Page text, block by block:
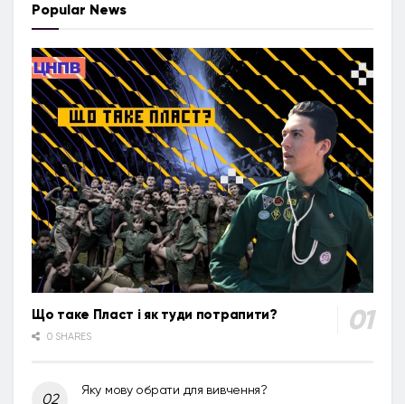
Popular News
Що таке Пласт і як туди потрапити?
0 SHARES
Яку мову обрати для вивчення?